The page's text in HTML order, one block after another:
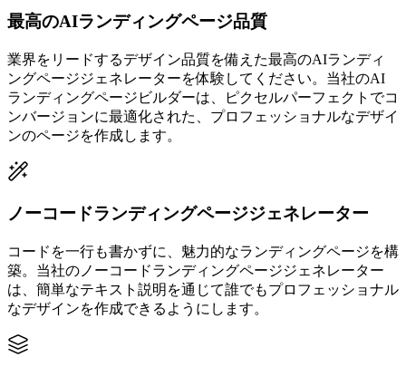
最高のAIランディングページ品質
業界をリードするデザイン品質を備えた最高のAIランディ
ングページジェネレーターを体験してください。当社のAI
ランディングページビルダーは、ピクセルパーフェクトでコ
ンバージョンに最適化された、プロフェッショナルなデザイ
ンのページを作成します。
ノーコードランディングページジェネレーター
コードを一行も書かずに、魅力的なランディングページを構
築。当社のノーコードランディングページジェネレーター
は、簡単なテキスト説明を通じて誰でもプロフェッショナル
なデザインを作成できるようにします。